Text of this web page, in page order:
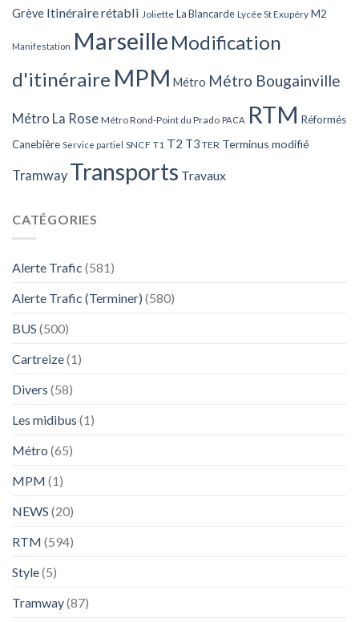
Grève Itinéraire rétabli Joliette La Blancarde Lycée St Exupéry M2
Manifestation Marseille Modification
d'itinéraire MPM Métro Métro Bougainville
Métro La Rose Métro Rond-Point du Prado PACA RTM Réformés
Canebière Service partiel SNCF T1 T2 T3 TER Terminus modifié
Tramway Transports Travaux
CATÉGORIES
Alerte Trafic (581)
Alerte Trafic (Terminer) (580)
BUS (500)
Cartreize(1)
Divers (58)
Les midibus (1)
Métro (65)
MPM (1)
NEWS (20)
RTM (594)
Style(5)
Tramway(87)